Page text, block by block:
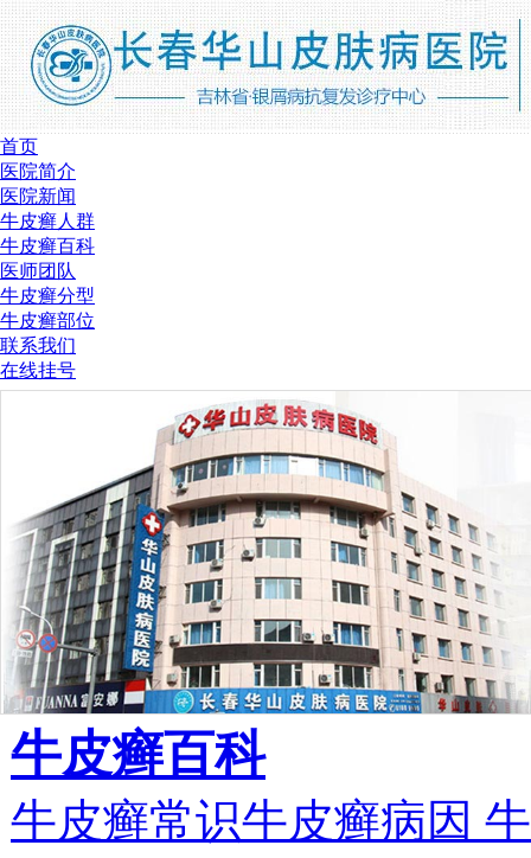
首页
医院简介
医院新闻
牛皮癣人群
牛皮癣百科
医师团队
牛皮癣分型
牛皮癣部位
联系我们
在线挂号
牛皮癣百科
牛皮癣常识牛皮癣病因